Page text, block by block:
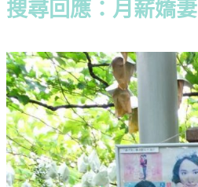
搜尋回應：月薪嬌妻